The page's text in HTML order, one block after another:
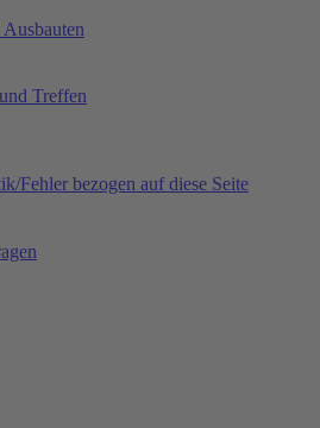
Treffen
bezogen auf diese Seite